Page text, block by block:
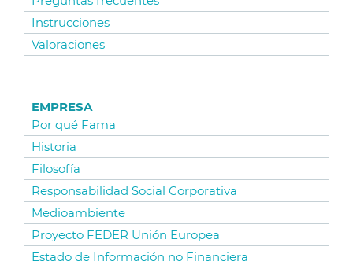
Instrucciones
Valoraciones
EMPRESA
Por qué Fama
Historia
Filosofía
Responsabilidad Social Corporativa
Medioambiente
Proyecto FEDER Unión Europea
Estado de Información no Financiera